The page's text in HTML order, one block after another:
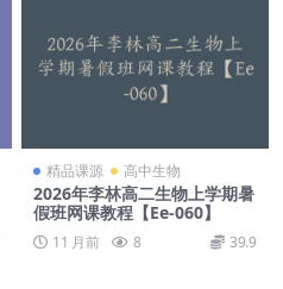
精品课源 高中生物
2026年李林高二生物上学期暑
假班网课教程【Ee-060】
11 月前 8 39.9